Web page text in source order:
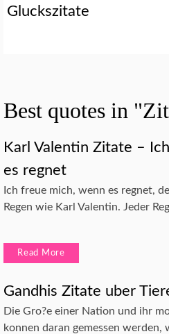
Gluckszitate
Best quotes in
Karl Valentin Zitate –
es regnet
Ich freue mich, wenn es regnet,
Regen wie Karl Valentin. Jeder
Read More
Gandhis Zitate uber
Die Gro?e einer Nation und ihr
konnen daran gemessen werden,